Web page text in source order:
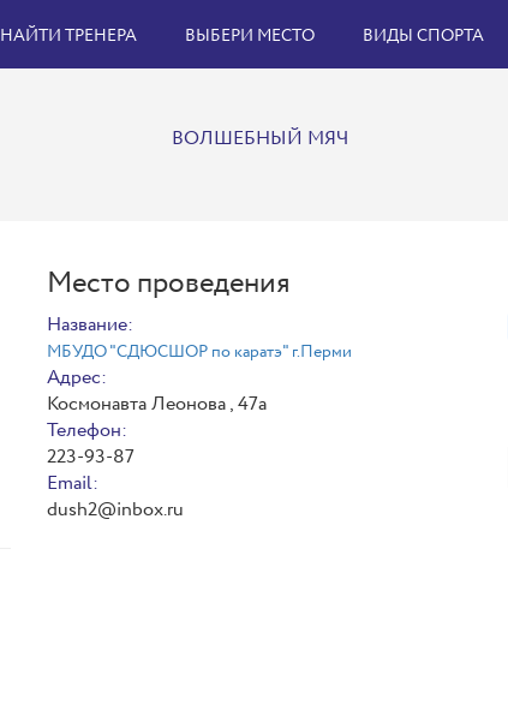
НАЙТИ ТРЕНЕРА ВЫБЕРИ МЕСТО ВИДЫ СПОРТА
ВОЛШЕБНЫЙ МЯЧ
Место проведения
Название:
МБУДО "СДЮСШОР по каратэ" г.Перми
Адрес:
Космонавта Леонова , 47а
Телефон:
223-93-87
Email:
dush2@inbox.ru